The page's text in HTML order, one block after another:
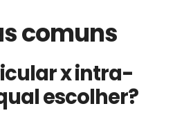
comuns
x intra-
escolher?